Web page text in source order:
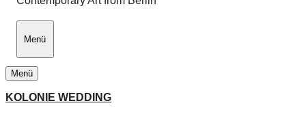
Menü
Menü
KOLONIE WEDDING